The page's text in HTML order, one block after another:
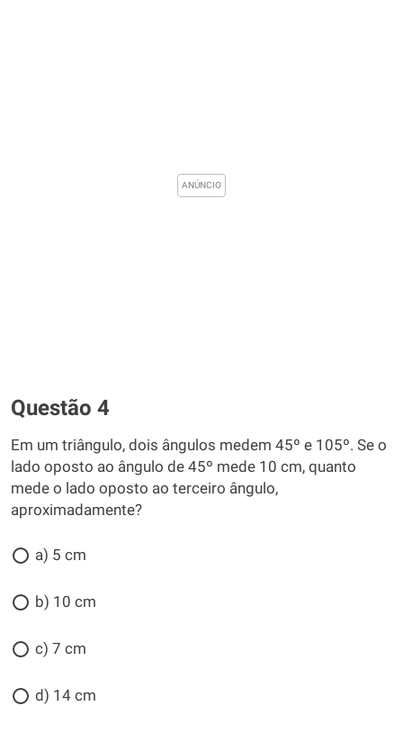
Questão 4
Em um triângulo, dois ângulos medem 45º e 105º. Se o
lado oposto ao ângulo de 45º mede 10 cm, quanto
mede o lado oposto ao terceiro ângulo,
aproximadamente?
a) 5 cm
b) 10 cm
c) 7 cm
d) 14 cm